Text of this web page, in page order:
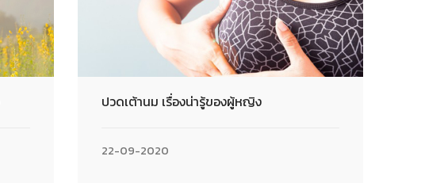
ปวดเต้านม เรื่องน่ารู้ของผู้หญิง
22-09-2020